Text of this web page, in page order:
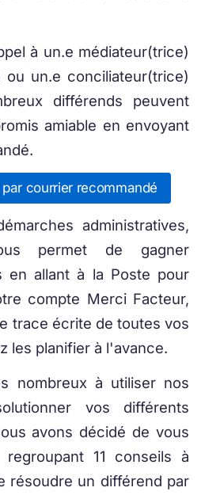
à un.e médiateur(trice)
ou un.e conciliateur(trice)
différends peuvent
amiable en envoyant
courrier recommandé
administratives,
permet de gagner
en allant à la Poste pour
compte Merci Facteur,
trace écrite de toutes vos
les planifier à l'avance.
nombreux à utiliser nos
vos différents
avons décidé de vous
11 conseils à
résoudre un différend par